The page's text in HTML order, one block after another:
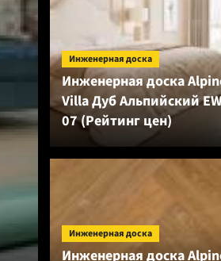
Подложка
оранжевая
Инженерная доска
Инженерная доска
Villa Дуб Альпийский
07 (Рейтинг цен)
Инженерная доска
Инженерная доска